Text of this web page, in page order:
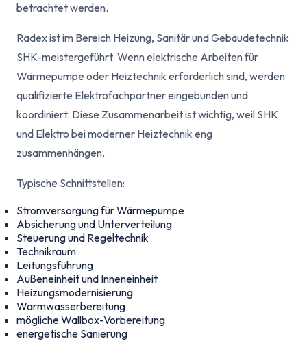
betrachtet werden.
Radex ist im Bereich Heizung, Sanitär und Gebäudetechnik
SHK-meistergeführt. Wenn elektrische Arbeiten für
Wärmepumpe oder Heiztechnik erforderlich sind, werden
qualifizierte Elektrofachpartner eingebunden und
koordiniert. Diese Zusammenarbeit ist wichtig, weil SHK
und Elektro bei moderner Heiztechnik eng
zusammenhängen.
Typische Schnittstellen:
Stromversorgung für Wärmepumpe
Absicherung und Unterverteilung
Steuerung und Regeltechnik
Technikraum
Leitungsführung
Außeneinheit und Inneneinheit
Heizungsmodernisierung
Warmwasserbereitung
mögliche Wallbox-Vorbereitung
energetische Sanierung